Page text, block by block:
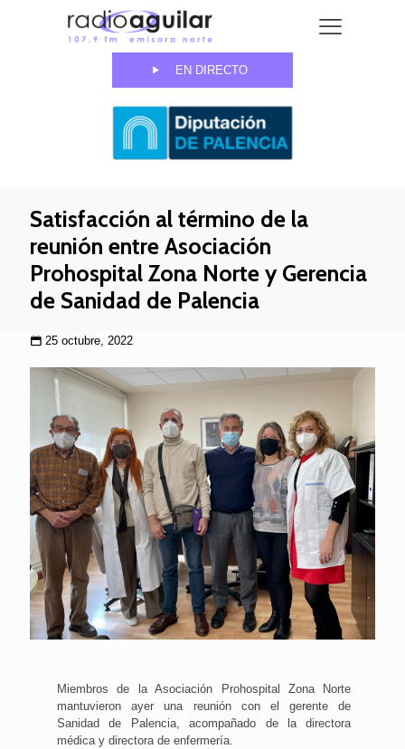
EN DIRECTO
Satisfacción al término de la
reunión entre Asociación
Prohospital Zona Norte y Gerencia
de Sanidad de Palencia
25 octubre, 2022
Miembros de la Asociación Prohospital Zona Norte
mantuvieron ayer una reunión con el gerente de
Sanidad de Palencia, acompañado de la directora
médica y directora de enfermería.